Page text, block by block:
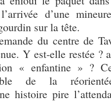
d’une
sur la tête.
du centre de
Y est-elle restée ?
« enfantine » ?
de la
histoire pire